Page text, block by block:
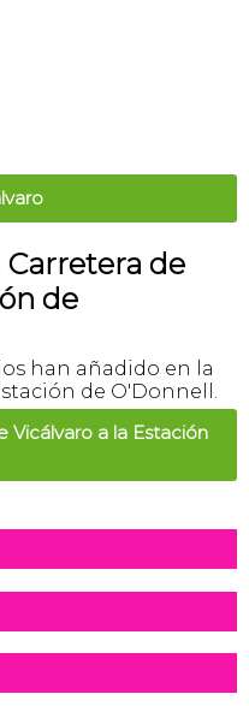
Carretera de
de
han añadido en la
de O'Donnell.
Vicálvaro a la Estación